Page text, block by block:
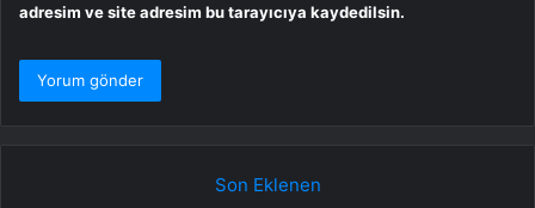
adresim ve site adresim bu tarayıcıya kaydedilsin.
Son Eklenen